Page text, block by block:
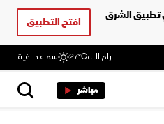
تطبيق الشرق
افتح التطبيق
رام الله27°C سماء صافية
مباشر